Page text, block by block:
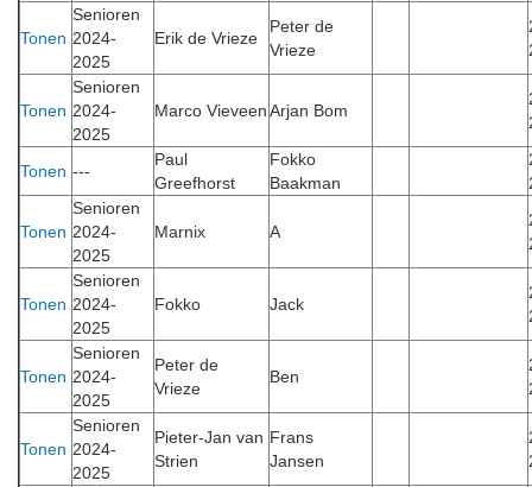
Tonen
Senioren
2024-
2025
Erik de Vrieze
Peter de
Vrieze
Tonen
Senioren
2024-
2025
Marco VieveenArjan Bom
Tonen ---
Paul
Greefhorst
Fokko
Baakman
Tonen
Senioren
2024-
2025
Marnix A
Tonen
Senioren
2024-
2025
Fokko Jack
Tonen
Senioren
2024-
2025
Peter de
Vrieze
Ben
Tonen
Senioren
2024-
2025
Pieter-Jan van
Strien
Frans
Jansen